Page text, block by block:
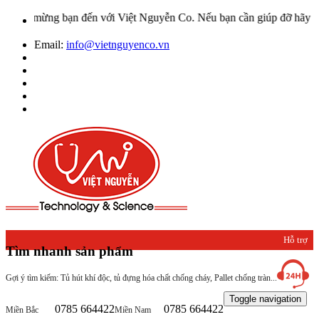
mừng bạn đến với Việt Nguyễn Co. Nếu bạn cần giúp đỡ hãy liên
Email: info@vietnguyenco.vn
Tìm nhanh sản phẩm
Gợi ý tìm kiếm: Tủ hút khí độc, tủ đựng hóa chất chống cháy, Pallet chống tràn...
Hỗ trợ
khách
hàng
Miền Bắc 0785 664422Miền Nam 0785 664422
Toggle navigation